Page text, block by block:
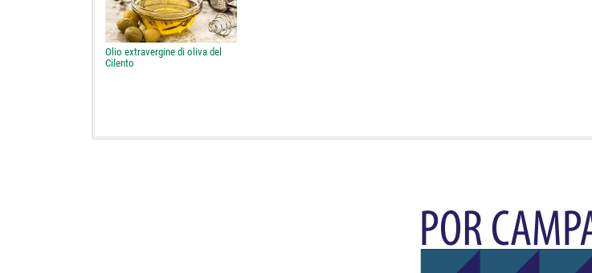
Olio extravergine di oliva del
Cilento